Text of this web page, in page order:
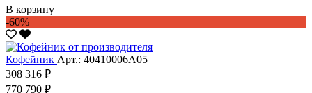
В корзину
-60%
Кофейник Арт.: 40410006А05
308 316 ₽
770 790 ₽